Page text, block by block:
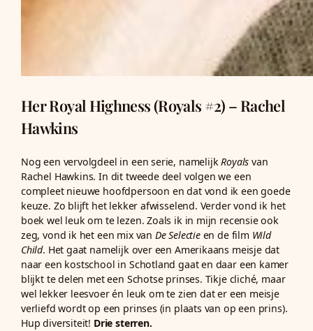
Her Royal Highness (Royals #2) – Rachel
Hawkins
Nog een vervolgdeel in een serie, namelijkRoyals van
Rachel Hawkins. In dit tweede deel volgen we een
compleet nieuwe hoofdpersoon en dat vond ik een goede
keuze. Zo blijft het lekker afwisselend. Verder vond ik het
boek wel leuk om te lezen. Zoals ik in mijn recensie ook
zeg, vond ik het een mix van De Selectieen de film Wild
Child. Het gaat namelijk over een Amerikaans meisje dat
naar een kostschool in Schotland gaat en daar een kamer
blijkt te delen met een Schotse prinses. Tikje cliché, maar
wel lekker leesvoer én leuk om te zien dat er een meisje
verliefd wordt op een prinses (in plaats van op een prins).
Hup diversiteit! Drie sterren.